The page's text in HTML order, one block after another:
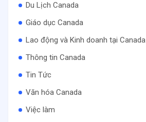
Du Lịch Canada
Giáo dục Canada
Lao động và Kinh doanh tại Canada
Thông tin Canada
Tin Tức
Văn hóa Canada
Việc làm